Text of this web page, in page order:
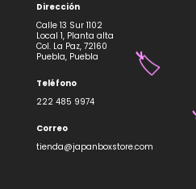
Dirección
Calle 13 Sur 1102
Local 1, Planta alta
Col. La Paz, 72160
Puebla, Puebla
Teléfono
222 485 9974
Correo
tienda@japanboxstore.com
🏷️